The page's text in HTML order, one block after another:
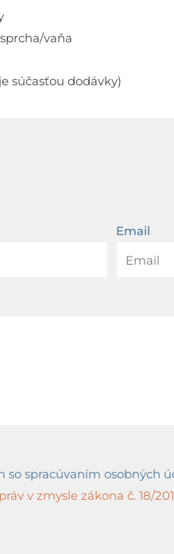
vaňa
súčasťou dodávky)
Email
spracúvaním osobných
v zmysle zákona č. 18/